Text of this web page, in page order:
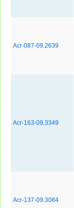
Acr-087-09.2639
Acr-163-09.3349
Acr-137-09.3084